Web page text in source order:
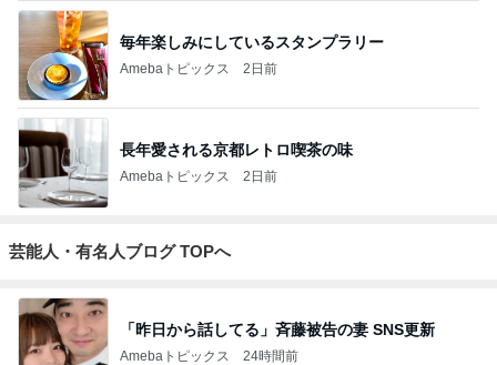
毎年楽しみにしているスタンプラリー
Amebaトピックス 2日前
長年愛される京都レトロ喫茶の味
Amebaトピックス 2日前
芸能人・有名人ブログ TOPへ
「昨日から話してる」斉藤被告の妻 SNS更新
Amebaトピックス 24時間前